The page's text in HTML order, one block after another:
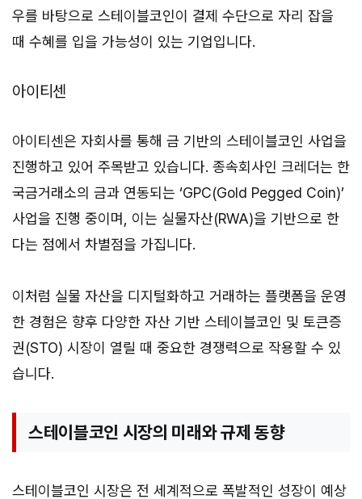
우를 바탕으로 스테이블코인이 결제 수단으로 자리 잡을
때 수혜를 입을 가능성이 있는 기업입니다.
아이티센
아이티센은 자회사를 통해 금 기반의 스테이블코인 사업을
진행하고 있어 주목받고 있습니다. 종속회사인 크레더는 한
국금거래소의 금과 연동되는 ‘GPC(Gold Pegged Coin)’
사업을 진행 중이며, 이는 실물자산(RWA)을 기반으로 한
다는 점에서 차별점을 가집니다.
이처럼 실물 자산을 디지털화하고 거래하는 플랫폼을 운영
한 경험은 향후 다양한 자산 기반 스테이블코인 및 토큰증
권(STO) 시장이 열릴 때 중요한 경쟁력으로 작용할 수 있
습니다.
스테이블코인 시장의 미래와 규제 동향
스테이블코인 시장은 전 세계적으로 폭발적인 성장이 예상